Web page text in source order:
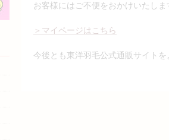
お客様にはご不便をおかけいたし
＞マイページはこちら
今後とも東洋羽毛公式通販サイトを